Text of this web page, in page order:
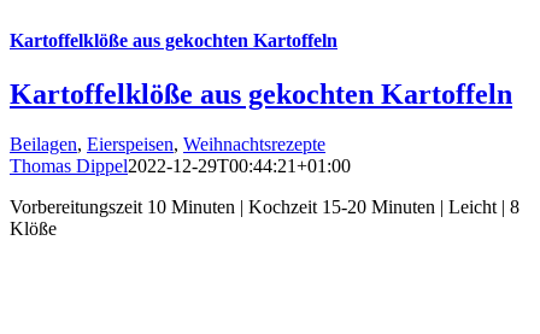
Kartoffelklöße aus gekochten Kartoffeln
Kartoffelklöße aus gekochten Kartoffeln
Beilagen, Eierspeisen, Weihnachtsrezepte
Thomas Dippel2022-12-29T00:44:21+01:00
Vorbereitungszeit 10 Minuten | Kochzeit 15-20 Minuten | Leicht | 8
Klöße